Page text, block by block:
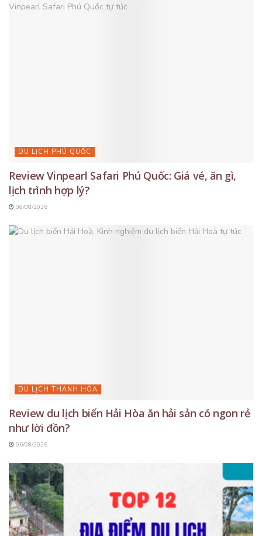
DU LỊCH PHÚ QUỐC
Review Vinpearl Safari Phú Quốc: Giá vé, ăn gì,
lịch trình hợp lý?
08/08/2026
DU LỊCH THANH HÓA
Review du lịch biển Hải Hòa ăn hải sản có ngon rẻ
như lời đồn?
06/08/2026